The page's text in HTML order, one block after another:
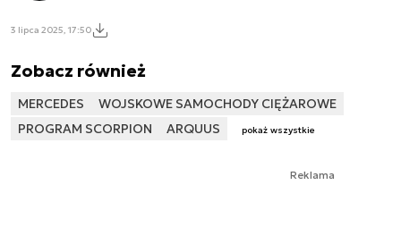
3 lipca 2025, 17:50
Zobacz również
MERCEDES
WOJSKOWE SAMOCHODY CIĘŻAROWE
PROGRAM SCORPION
ARQUUS pokaż wszystkie
Reklama